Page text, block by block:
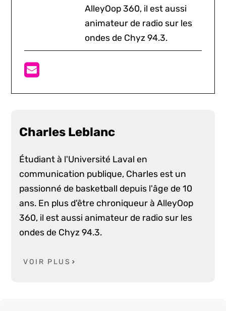
AlleyOop 360, il est aussi
animateur de radio sur les
ondes de Chyz 94.3.
Charles Leblanc
Étudiant à l'Université Laval en
communication publique, Charles est un
passionné de basketball depuis l'âge de 10
ans. En plus d'être chroniqueur à AlleyOop
360, il est aussi animateur de radio sur les
ondes de Chyz 94.3.
VOIR PLUS